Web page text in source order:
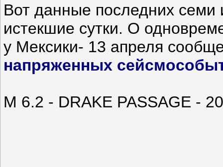
Вот данные последних семи
истекшие сутки. О
у Мексики- 13 апреля
напряженных
M 6.2 - DRAKE PASSAGE -